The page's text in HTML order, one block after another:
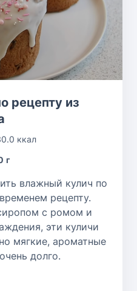
рецепту из
ккал
г
влажный кулич по
рецепту.
с ромом и
эти куличи
мягкие, ароматные
долго.